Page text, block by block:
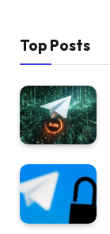
Top Posts